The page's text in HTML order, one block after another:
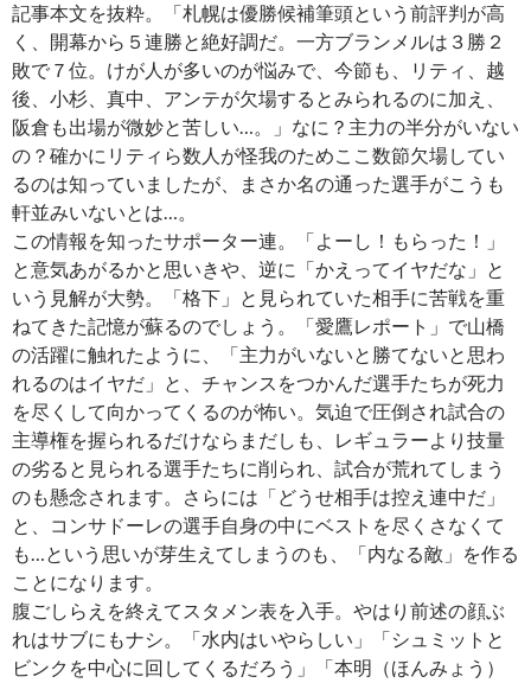
記事本文を抜粋。「札幌は優勝候補筆頭という前評判が高
く、開幕から５連勝と絶好調だ。一方ブランメルは３勝２
敗で７位。けが人が多いのが悩みで、今節も、リティ、越
後、小杉、真中、アンテが欠場するとみられるのに加え、
阪倉も出場が微妙と苦しい…。」なに？主力の半分がいない
の？確かにリティら数人が怪我のためここ数節欠場してい
るのは知っていましたが、まさか名の通った選手がこうも
軒並みいないとは…。
この情報を知ったサポーター連。「よーし！もらった！」
と意気あがるかと思いきや、逆に「かえってイヤだな」と
いう見解が大勢。「格下」と見られていた相手に苦戦を重
ねてきた記憶が蘇るのでしょう。「愛鷹レポート」で山橋
の活躍に触れたように、「主力がいないと勝てないと思わ
れるのはイヤだ」と、チャンスをつかんだ選手たちが死力
を尽くして向かってくるのが怖い。気迫で圧倒され試合の
主導権を握られるだけならまだしも、レギュラーより技量
の劣ると見られる選手たちに削られ、試合が荒れてしまう
のも懸念されます。さらには「どうせ相手は控え連中だ」
と、コンサドーレの選手自身の中にベストを尽くさなくて
も…という思いが芽生えてしまうのも、「内なる敵」を作る
ことになります。
腹ごしらえを終えてスタメン表を入手。やはり前述の顔ぶ
れはサブにもナシ。「水内はいやらしい」「シュミットと
ビンクを中心に回してくるだろう」「本明（ほんみょう）